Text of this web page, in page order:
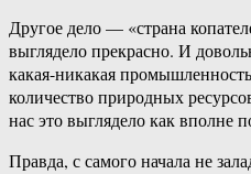
Другое дело — «страна
выглядело прекрасно. И
какая-никакая
количество природных
нас это выглядело как вполне
Правда, с самого начала не